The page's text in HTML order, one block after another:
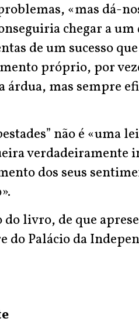
«mas dá-
chegar a
de um sucesso
próprio, por
mas sempre
não é «uma
verdadeiramente
dos seus
do livro, de que
do Palácio da